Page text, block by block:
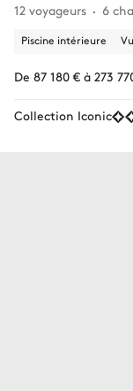
12 voyageurs
6
Piscine intérieure
De 87 180 € à 273
Collection Iconic